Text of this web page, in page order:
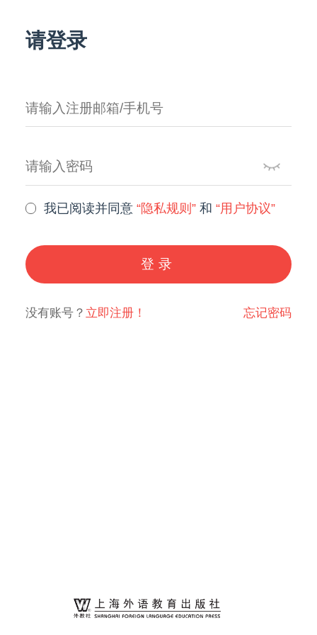
请登录
我已阅读并同意“隐私规则” 和“用户协议”
登录
没有账号？ 立即注册！ 忘记密码